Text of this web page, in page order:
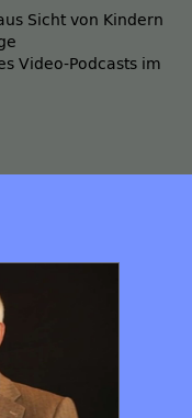
Sicht von Kindern
Video-Podcasts im